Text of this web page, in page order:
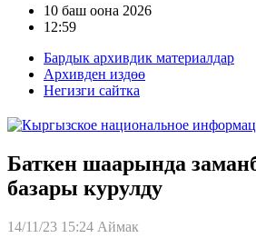
10 баш оона 2026
12:59
Бардык архивдик материалдар
Архивден издөө
Негизги сайтка
Баткен шаарында
базары курулду
14/11/23 15:24 Аймак